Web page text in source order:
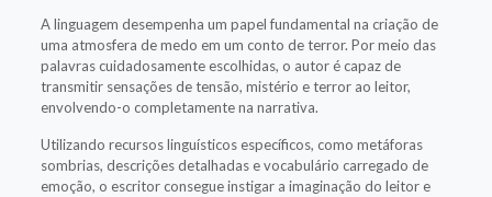
A linguagem desempenha um papel fundamental na criação de
uma atmosfera de medo em um conto de terror. Por meio das
palavras cuidadosamente escolhidas, o autor é capaz de
transmitir sensações de tensão, mistério e terror ao leitor,
envolvendo-o completamente na narrativa.
Utilizando recursos linguísticos específicos, como metáforas
sombrias, descrições detalhadas e vocabulário carregado de
emoção, o escritor consegue instigar a imaginação do leitor e